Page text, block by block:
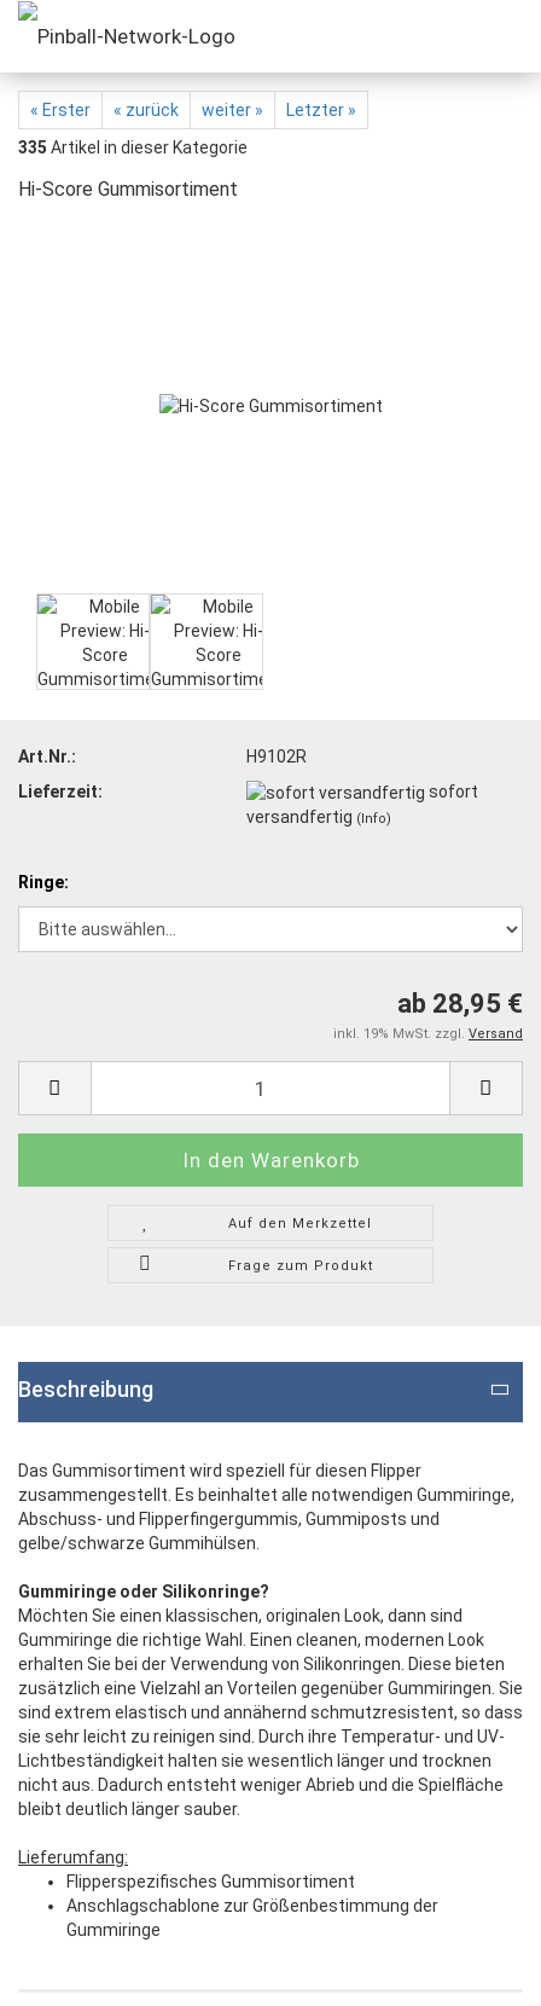
« Erster « zurück weiter »
Letzter »
335 Artikel in dieser Kategorie
Hi-Score Gummisortiment
Art.Nr.:
H9102R
Lieferzeit:
sofort
versandfertig (Info)
Ringe:
ab 28,95 €
inkl. 19% MwSt. zzgl. Versand
Auf den Merkzettel
Frage zum Produkt
Beschreibung
Das Gummisortiment wird speziell für diesen Flipper
zusammengestellt. Es beinhaltet alle notwendigen Gummiringe,
Abschuss- und Flipperfingergummis, Gummiposts und
gelbe/schwarze Gummihülsen.
Gummiringe oder Silikonringe?
Möchten Sie einen klassischen, originalen Look, dann sind
Gummiringe die richtige Wahl. Einen cleanen, modernen Look
erhalten Sie bei der Verwendung von Silikonringen. Diese bieten
zusätzlich eine Vielzahl an Vorteilen gegenüber Gummiringen. Sie
sind extrem elastisch und annähernd schmutzresistent, so dass
sie sehr leicht zu reinigen sind. Durch ihre Temperatur- und UV-
Lichtbeständigkeit halten sie wesentlich länger und trocknen
nicht aus. Dadurch entsteht weniger Abrieb und die Spielfläche
bleibt deutlich länger sauber.
Lieferumfang:
Flipperspezifisches Gummisortiment
Anschlagschablone zur Größenbestimmung der
Gummiringe